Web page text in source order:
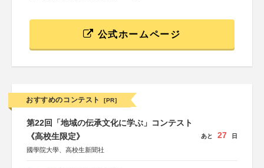
公式ホームページ
おすすめのコンテスト [PR]
第22回「地域の伝承文化に学ぶ」コンテスト
《高校生限定》
國學院大學、高校生新聞社
あと 27 日